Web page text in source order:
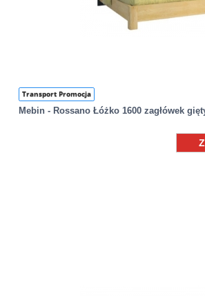
Transport Promocja
Mebin - Rossano Łóżko 1600 zagłówek